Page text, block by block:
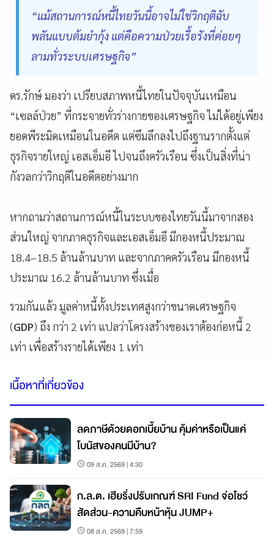
“แม้สถานการณ์หนี้ไทยวันนี้อาจไม่ใช่วิกฤติฉับ
พลันแบบต้มยำกุ้ง แต่คือความป่วยเรื้อรังที่ค่อยๆ
ลามทั่วระบบเศรษฐกิจ”
ดร.รักษ์ มองว่า เปรียบสภาพหนี้ไทยในปัจจุบันเหมือน
“เซลล์ป่วย” ที่กระจายทั่วร่างกายของเศรษฐกิจ ไม่ได้อยู่เพียง
ยอดพีระมิดเหมือนในอดีต แต่ซึมลึกลงไปถึงฐานรากตั้งแต่
ธุรกิจรายใหญ่ เอสเอ็มอี ไปจนถึงครัวเรือน ซึ่งเป็นสิ่งที่น่า
กังวลกว่าวิกฤติในอดีตอย่างมาก
หากถามว่าสถานการณ์หนี้ในระบบของไทยวันนี้มาจากสอง
ส่วนใหญ่ จากภาคธุรกิจและเอสเอ็มอี มีกองหนี้ประมาณ
18.4–18.5 ล้านล้านบาท และจากภาคครัวเรือน มีกองหนี้
ประมาณ 16.2 ล้านล้านบาท ซึ่งเมื่อ
รวมกันแล้ว มูลค่าหนี้ทั้งประเทศสูงกว่าขนาดเศรษฐกิจ
(GDP) ถึง กว่า 2 เท่า แปลว่าโครงสร้างของเราต้องก่อหนี้ 2
เท่า เพื่อสร้างรายได้เพียง 1 เท่า
เนื้อหาที่เกี่ยวข้อง
ลดภาษีด้วยดอกเบี้ยบ้าน คุ้มค่าหรือเป็นแค่
โบนัสของคนมีบ้าน?
09 ส.ค. 2569 | 4:30
ก.ล.ต. เฮียริ่งปรับเกณฑ์ SRI Fund จ่อโชว์
สัดส่วน-ความคืบหน้าหุ้น JUMP+
08 ส.ค. 2569 | 7:59